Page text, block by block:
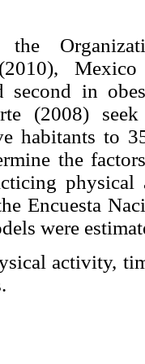
(2010),
second in
(2008)
habitants to
the
Encuesta
were
activity,